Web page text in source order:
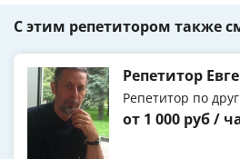
С этим репетитором также
Репетитор
Репетитор по
от 1 000 руб /